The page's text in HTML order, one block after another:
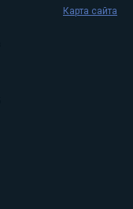
Карта сайта